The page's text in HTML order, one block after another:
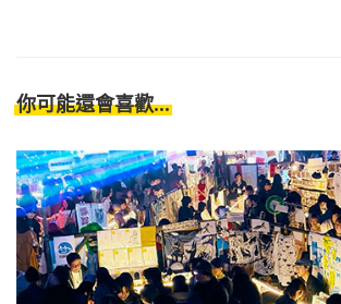
你可能還會喜歡...